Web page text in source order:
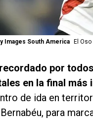
Images South America El
por
en la final
de ida en
para